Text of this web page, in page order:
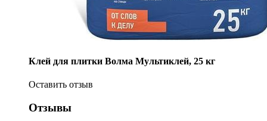
Клей для плитки Волма Мультиклей, 25 кг
Оставить отзыв
Отзывы